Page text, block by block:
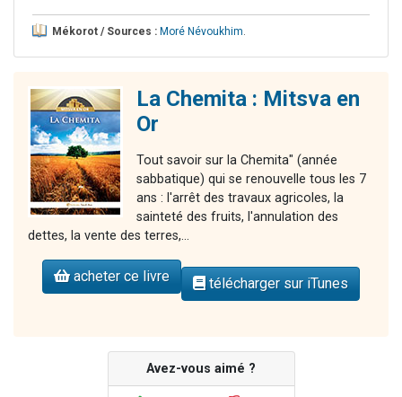
Mékorot / Sources : Moré Névoukhim.
La Chemita : Mitsva en
Or
Tout savoir sur la Chemita" (année
sabbatique) qui se renouvelle tous les 7
ans : l'arrêt des travaux agricoles, la
sainteté des fruits, l'annulation des
dettes, la vente des terres,...
acheter ce livre télécharger sur iTunes
Avez-vous aimé ?